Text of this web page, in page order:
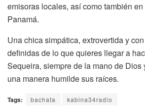
emisoras locales, así como también
Panamá.
Una chica simpática, extrovertida y
definidas de lo que quieres llegar a
Sequeira, siempre de la mano de Dios
una manera humilde sus raíces.
Tags: bachata kabina34radio